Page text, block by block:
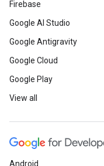
Firebase
Google AI Studio
Google Antigravity
Google Cloud
Google Play
View all
Android